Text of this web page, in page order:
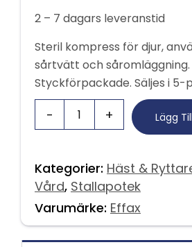
2 – 7 dagars leveranstid
Steril kompress för djur,
sårtvätt och såromläggning.
Styckförpackade. Säljes i 5-
Lägg
Kategorier: Häst &
Vård, Stallapotek
Varumärke: Effax